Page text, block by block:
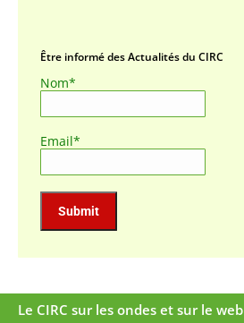
Être informé des Actualités du CIRC
Nom*
Email*
Le CIRC sur les ondes et sur le web